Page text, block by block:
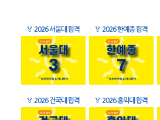
🏅 2026 서울대 합격 🏅 2026 한예종 합격
🏅 2026 건국대 합격 🏅 2026 홍익대 합격